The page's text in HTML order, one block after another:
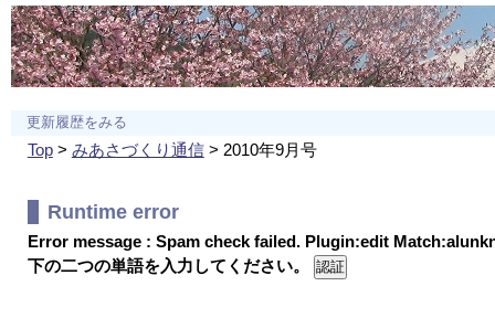
更新履歴をみる
Top> みあさづくり通信> 2010年9月号
Runtime error
Error message : Spam check failed. Plugin:edit
下の二つの単語を入力してください。